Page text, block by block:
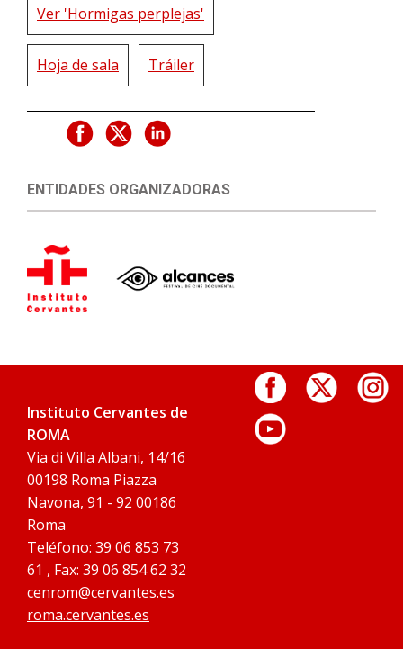
Ver 'Hormigas perplejas'
Hoja de sala Tráiler
ENTIDADES ORGANIZADORAS
Instituto Cervantes de
ROMA
Via di Villa Albani, 14/16
00198 Roma Piazza
Navona, 91 - 92 00186
Roma
Teléfono: 39 06 853 73
61 , Fax: 39 06 854 62 32
cenrom@cervantes.es
roma.cervantes.es